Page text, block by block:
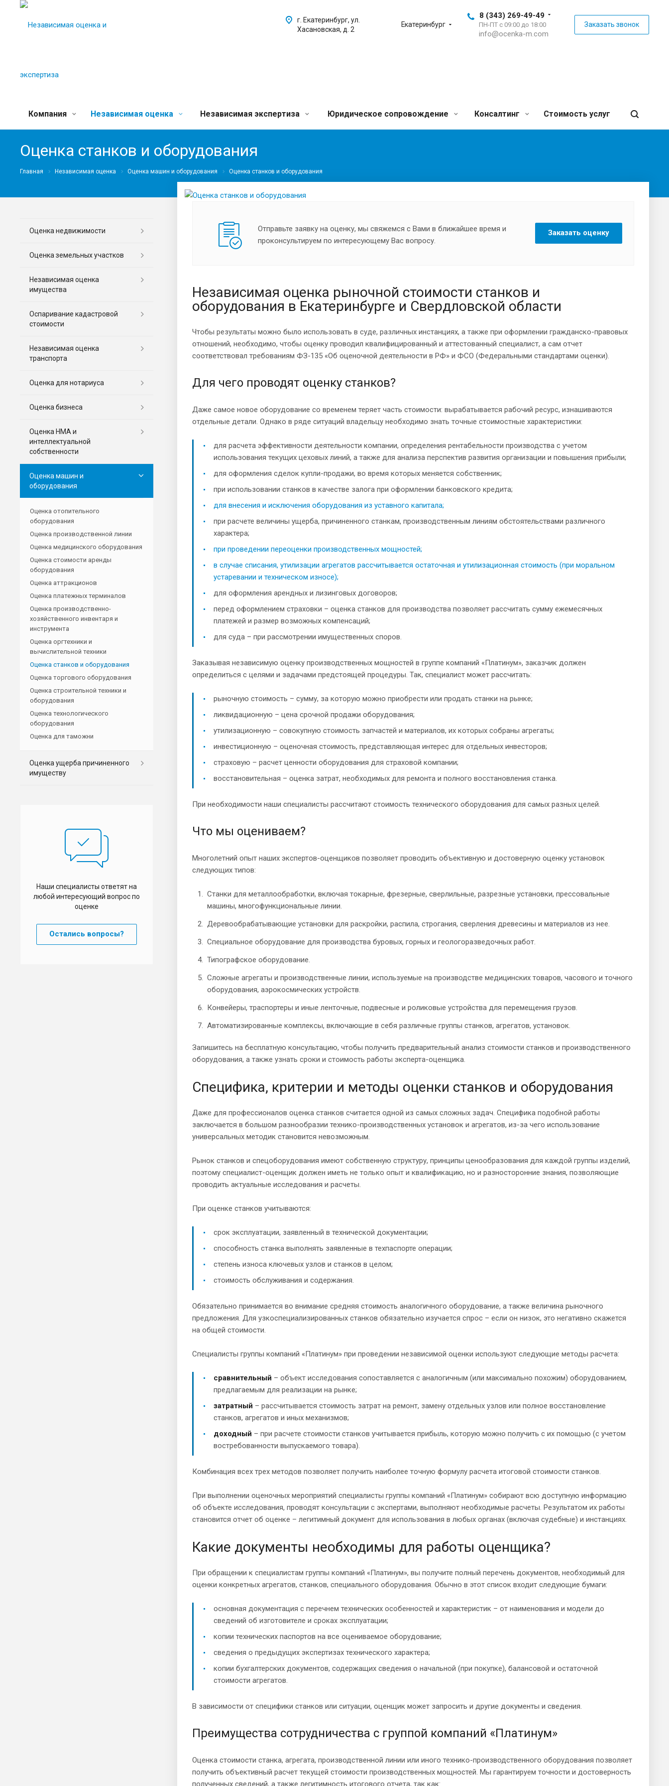
Екатеринбург
8 (343) 269-49-49
ПН-ПТ с 09:00 до 18:00
info@ocenka-m.com
Заказать звонок
г. Екатеринбург, ул.
Хасановская, д. 2
Компания Независимая оценка Независимая экспертиза Юридическое сопровождение Консалтинг Стоимость услуг
Оценка станков и оборудования
Главная Независимая оценка Оценка машин и оборудования Оценка станков и оборудования
Отправьте заявку на оценку, мы свяжемся с Вами в ближайшее время и
проконсультируем по интересующему Вас вопросу.
Заказать оценку
Независимая оценка рыночной стоимости станков и
оборудования в Екатеринбурге и Свердловской области
Чтобы результаты можно было использовать в суде, различных инстанциях, а также при оформлении гражданско-правовых
отношений, необходимо, чтобы оценку проводил квалифицированный и аттестованный специалист, а сам отчет
соответствовал требованиям ФЗ-135 «Об оценочной деятельности в РФ» и ФСО (Федеральными стандартами оценки).
Для чего проводят оценку станков?
Даже самое новое оборудование со временем теряет часть стоимости: вырабатывается рабочий ресурс, изнашиваются
отдельные детали. Однако в ряде ситуаций владельцу необходимо знать точные стоимостные характеристики:
для расчета эффективности деятельности компании, определения рентабельности производства с учетом
использования текущих цеховых линий, а также для анализа перспектив развития организации и повышения прибыли;
для оформления сделок купли-продажи, во время которых меняется собственник;
при использовании станков в качестве залога при оформлении банковского кредита;
для внесения и исключения оборудования из уставного капитала;
при расчете величины ущерба, причиненного станкам, производственным линиям обстоятельствами различного
характера;
при проведении переоценки производственных мощностей;
в случае списания, утилизации агрегатов рассчитывается остаточная и утилизационная стоимость (при моральном
устаревании и техническом износе);
для оформления арендных и лизинговых договоров;
перед оформлением страховки – оценка станков для производства позволяет рассчитать сумму ежемесячных
платежей и размер возможных компенсаций;
для суда – при рассмотрении имущественных споров.
Заказывая независимую оценку производственных мощностей в группе компаний «Платинум», заказчик должен
определиться с целями и задачами предстоящей процедуры. Так, специалист может рассчитать:
рыночную стоимость – сумму, за которую можно приобрести или продать станки на рынке;
ликвидационную – цена срочной продажи оборудования;
утилизационную – совокупную стоимость запчастей и материалов, их которых собраны агрегаты;
инвестиционную – оценочная стоимость, представляющая интерес для отдельных инвесторов;
страховую – расчет ценности оборудования для страховой компании;
восстановительная – оценка затрат, необходимых для ремонта и полного восстановления станка.
При необходимости наши специалисты рассчитают стоимость технического оборудования для самых разных целей.
Что мы оцениваем?
Многолетний опыт наших экспертов-оценщиков позволяет проводить объективную и достоверную оценку установок
следующих типов:
Станки для металлообработки, включая токарные, фрезерные, сверлильные, разрезные установки, прессовальные
машины, многофункциональные линии.
Деревообрабатывающие установки для раскройки, распила, строгания, сверления древесины и материалов из нее.
Специальное оборудование для производства буровых, горных и геологоразведочных работ.
Типографское оборудование.
Сложные агрегаты и производственные линии, используемые на производстве медицинских товаров, часового и точного
оборудования, аэрокосмических устройств.
Конвейеры, траспортеры и иные ленточные, подвесные и роликовые устройства для перемещения грузов.
Автоматизированные комплексы, включающие в себя различные группы станков, агрегатов, установок.
Запишитесь на бесплатную консультацию, чтобы получить предварительный анализ стоимости станков и производственного
оборудования, а также узнать сроки и стоимость работы эксперта-оценщика.
Специфика, критерии и методы оценки станков и оборудования
Даже для профессионалов оценка станков считается одной из самых сложных задач. Специфика подобной работы
заключается в большом разнообразии технико-производственных установок и агрегатов, из-за чего использование
универсальных методик становится невозможным.
Рынок станков и спецоборудования имеют собственную структуру, принципы ценообразования для каждой группы изделий,
поэтому специалист-оценщик должен иметь не только опыт и квалификацию, но и разносторонние знания, позволяющие
проводить актуальные исследования и расчеты.
При оценке станков учитываются:
срок эксплуатации, заявленный в технической документации;
способность станка выполнять заявленные в техпаспорте операции;
степень износа ключевых узлов и станков в целом;
стоимость обслуживания и содержания.
Обязательно принимается во внимание средняя стоимость аналогичного оборудование, а также величина рыночного
предложения. Для узкоспециализированных станков обязательно изучается спрос – если он низок, это негативно скажется
на общей стоимости.
Специалисты группы компаний «Платинум» при проведении независимой оценки используют следующие методы расчета:
сравнительный – объект исследования сопоставляется с аналогичным (или максимально похожим) оборудованием,
предлагаемым для реализации на рынке;
затратный – рассчитывается стоимость затрат на ремонт, замену отдельных узлов или полное восстановление
станков, агрегатов и иных механизмов;
доходный – при расчете стоимости станков учитывается прибыль, которую можно получить с их помощью (с учетом
востребованности выпускаемого товара).
Комбинация всех трех методов позволяет получить наиболее точную формулу расчета итоговой стоимости станков.
При выполнении оценочных мероприятий специалисты группы компаний «Платинум» собирают всю доступную информацию
об объекте исследования, проводят консультации с экспертами, выполняют необходимые расчеты. Результатом их работы
становится отчет об оценке – легитимный документ для использования в любых органах (включая судебные) и инстанциях.
Какие документы необходимы для работы оценщика?
При обращении к специалистам группы компаний «Платинум», вы получите полный перечень документов, необходимый для
оценки конкретных агрегатов, станков, специального оборудования. Обычно в этот список входит следующие бумаги:
основная документация с перечнем технических особенностей и характеристик – от наименования и модели до
сведений об изготовителе и сроках эксплуатации;
копии технических паспортов на все оцениваемое оборудование;
сведения о предыдущих экспертизах технического характера;
копии бухгалтерских документов, содержащих сведения о начальной (при покупке), балансовой и остаточной
стоимости агрегатов.
В зависимости от специфики станков или ситуации, оценщик может запросить и другие документы и сведения.
Преимущества сотрудничества с группой компаний «Платинум»
Оценка стоимости станка, агрегата, производственной линии или иного технико-производственного оборудования позволяет
получить объективный расчет текущей стоимости производственных мощностей. Мы гарантируем точности и достоверность
полученных сведений, а также легитимность итогового отчета, так как:
Оценка недвижимости
Оценка земельных участков
Независимая оценка
имущества
Оспаривание кадастровой
стоимости
Независимая оценка
транспорта
Оценка для нотариуса
Оценка бизнеса
Оценка НМА и
интеллектуальной
собственности
Оценка машин и
оборудования
Оценка отопительного
оборудования
Оценка производственной линии
Оценка медицинского оборудования
Оценка стоимости аренды
оборудования
Оценка аттракционов
Оценка платежных терминалов
Оценка производственно-
хозяйственного инвентаря и
инструмента
Оценка оргтехники и
вычислительной техники
Оценка станков и оборудования
Оценка торгового оборудования
Оценка строительной техники и
оборудования
Оценка технологического
оборудования
Оценка для таможни
Оценка ущерба причиненного
имуществу
Наши специалисты ответят на
любой интересующий вопрос по
оценке
Остались вопросы?